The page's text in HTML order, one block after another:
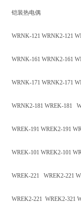
铠装热电偶
WRNK-121 WRNK2-121
WRNK-161 WRNK2-161
WRNK-171 WRNK2-171
WRNK2-181 WREK-181
WREK-191 WREK2-191
WREK-101 WREK2-101
WREK-221 WREK2-221
WREK2-221 WREK2-321